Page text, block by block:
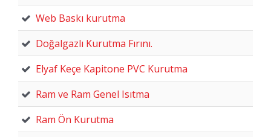
Web Baskı kurutma
Doğalgazlı Kurutma Fırını.
Elyaf Keçe Kapitone PVC Kurutma
Ram ve Ram Genel Isıtma
Ram Ön Kurutma